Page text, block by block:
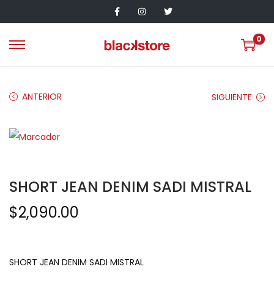
0
ANTERIOR SIGUIENTE
SHORT JEAN DENIM SADI MISTRAL
$2,090.00
SHORT JEAN DENIM SADI MISTRAL